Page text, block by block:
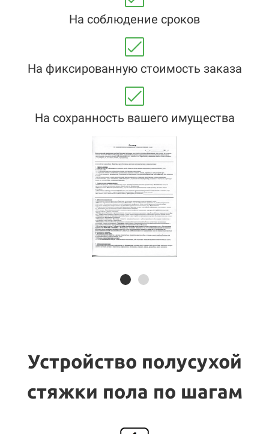
На соблюдение сроков
На фиксированную стоимость заказа
На сохранность вашего имущества
Устройство полусухой
стяжки пола по шагам